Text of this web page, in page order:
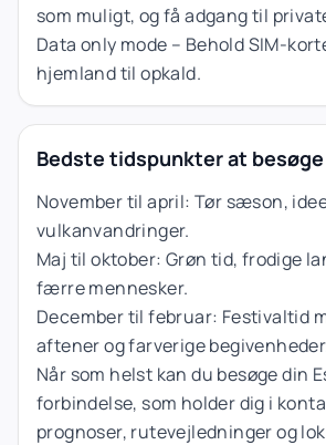
som muligt, og få adgang til
Data only mode – Behold SIM-
hjemland til opkald.
Bedste tidspunkter at
November til april: Tør sæson,
vulkanvandringer.
Maj til oktober: Grøn tid, frodige
færre mennesker.
December til februar: Festivaltid
aftener og farverige
Når som helst kan du besøge din
forbindelse, som holder dig i
prognoser, rutevejledninger og